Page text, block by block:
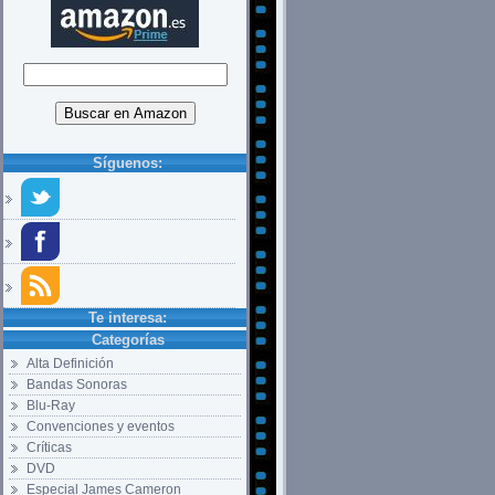
Síguenos:
Te interesa:
Categorías
Alta Definición
Bandas Sonoras
Blu-Ray
Convenciones y eventos
Críticas
DVD
Especial James Cameron